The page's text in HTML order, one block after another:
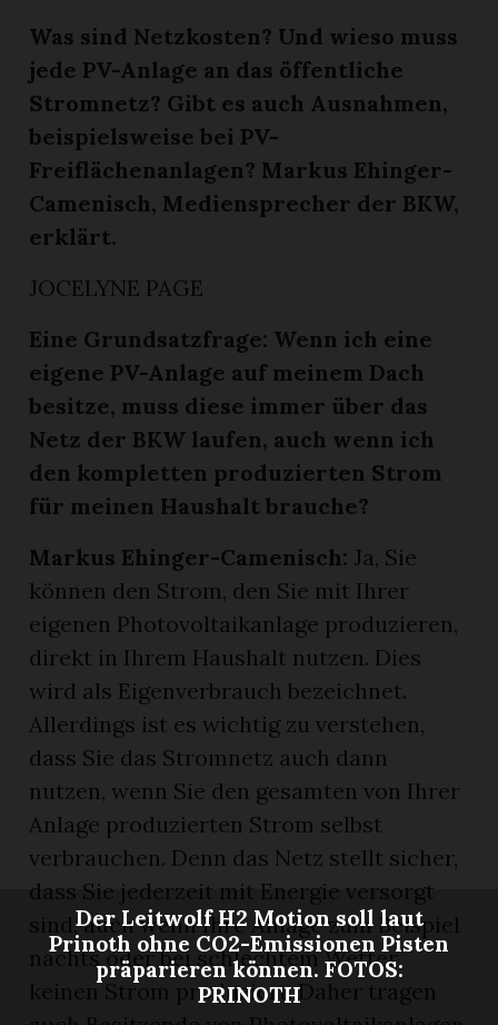
Was sind Netzkosten? Und wieso muss
jede PV-Anlage an das öffentliche
Stromnetz? Gibt es auch Ausnahmen,
beispielsweise bei PV-
Freiflächenanlagen? Markus Ehinger-
Camenisch, Mediensprecher der BKW,
erklärt.
JOCELYNE PAGE
Eine Grundsatzfrage: Wenn ich eine
eigene PV-Anlage auf meinem Dach
besitze, muss diese immer über das
Netz der BKW laufen, auch wenn ich
den kompletten produzierten Strom
für meinen Haushalt brauche?
Markus Ehinger-Camenisch: Ja, Sie
können den Strom, den Sie mit Ihrer
eigenen Photovoltaikanlage produzieren,
direkt in Ihrem Haushalt nutzen. Dies
wird als Eigenverbrauch bezeichnet.
Allerdings ist es wichtig zu verstehen,
dass Sie das Stromnetz auch dann
nutzen, wenn Sie den gesamten von Ihrer
Anlage produzierten Strom selbst
verbrauchen. Denn das Netz stellt sicher,
dass Sie jederzeit mit Energie versorgt
sind, auch wenn Ihre Anlage zum Beispiel
nachts oder bei schlechtem Wetter
keinen Strom produziert. Daher tragen
Der Leitwolf H2 Motion soll laut
Prinoth ohne CO2-Emissionen Pisten
präparieren können. FOTOS:
PRINOTH